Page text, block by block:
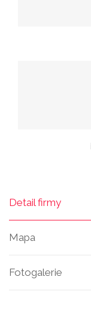
Detail firmy
Mapa
Fotogalerie